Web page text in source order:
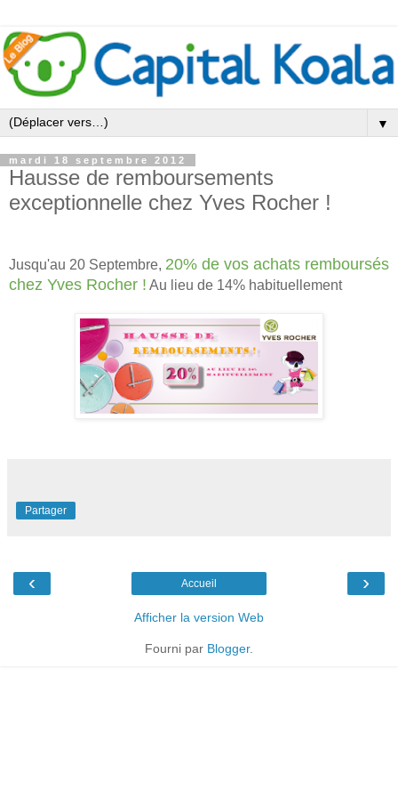
▼
mardi 18 septembre 2012
Hausse de remboursements
exceptionnelle chez Yves Rocher !
Jusqu'au 20 Septembre, 20% de vos achats remboursés
chez Yves Rocher ! Au lieu de 14% habituellement
Partager
‹ ›
Accueil
Afficher la version Web
Fourni par Blogger.